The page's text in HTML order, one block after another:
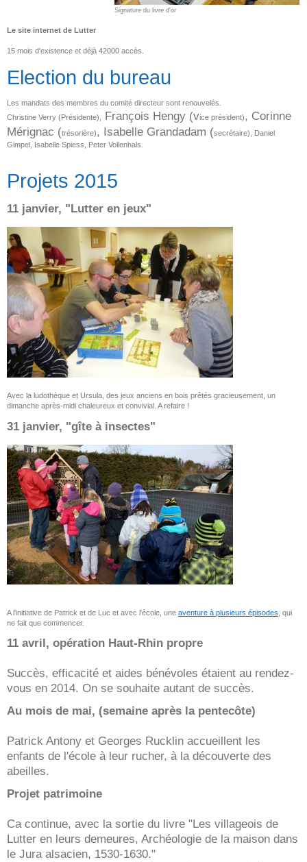
Signature du livre d'or
Le site internet de Lutter
15 mois d'existence et déjà 42000 accès.
Election du bureau
Les mandats des membres du comité directeur sont renouvelés.
Christine Verry (Présidente) François Hengy (vice président), Corinne
Mérignac (trésorière), Isabelle Grandadam (secrétaire), Daniel
Gimpel, Isabelle Spiess, Peter Vollenhals.
Projets 2015
11 janvier, "Lutter en jeux"
Avec la ludothèque et Ursula, des jeux anciens en bois prêtés gracieusement, un
dimanche après-midi chaleureux et convivial. A refaire !
31 janvier, "gîte à insectes"
A l'initiative de Patrick et de Luc et avec l'école, une aventure à plusieurs épisodes , qui
ne fait que commencer.
11 avril, opération Haut-Rhin propre
Succès, efficacité et aides bénévoles étaient au rendez-
vous en 2014. On se souhaite autant de succès.
Au mois de mai, (semaine après la pentecôte)
Patrick Antony et Georges Rucklin accueillent les
enfants de l'école à leur rucher, à la découverte des
abeilles.
Projet patrimoine
Ca continue, avec la sortie du livre "Les villageois de
Lutter en leurs demeures, Archéologie de la maison dans
le Jura alsacien, 1530-1630."